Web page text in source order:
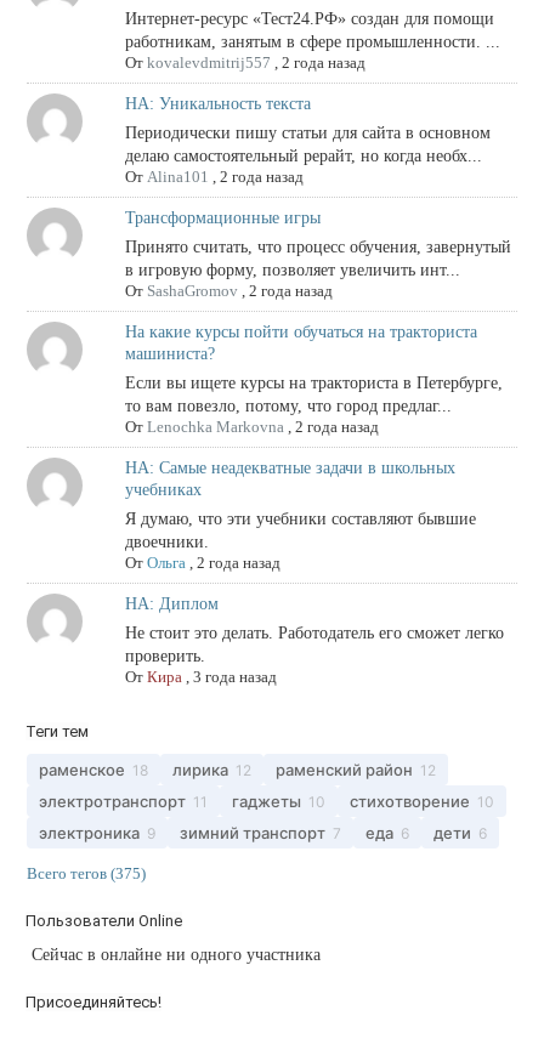
Интернет-ресурс «Тест24.РФ» создан для помощи
работникам, занятым в сфере промышленности. ...
От kovalevdmitrij557 , 2 года назад
НА: Уникальность текста
Периодически пишу статьи для сайта в основном
делаю самостоятельный рерайт, но когда необх...
От Alina101 , 2 года назад
Трансформационные игры
Принято считать, что процесс обучения, завернутый
в игровую форму, позволяет увеличить инт...
От SashaGromov, 2 года назад
На какие курсы пойти обучаться на тракториста
машиниста?
Если вы ищете курсы на тракториста в Петербурге,
то вам повезло, потому, что город предлаг...
От Lenochka Markovna, 2 года назад
НА: Самые неадекватные задачи в школьных
учебниках
Я думаю, что эти учебники составляют бывшие
двоечники.
От Ольга, 2 года назад
НА: Диплом
Не стоит это делать. Работодатель его сможет легко
проверить.
От Кира, 3 года назад
Теги тем
раменское 18 лирика 12 раменский район 12
электротранспорт 11 гаджеты 10 стихотворение 10
электроника 9 зимний транспорт 7 еда 6 дети 6
Всего тегов (375)
Пользователи Online
Сейчас в онлайне ни одного участника
Присоединяйтесь!